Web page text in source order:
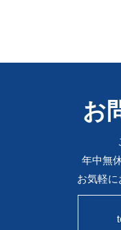
お
年中無
お気軽に